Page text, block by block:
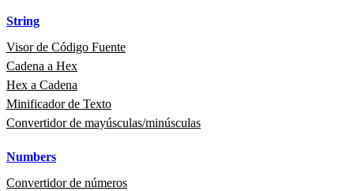
String
Visor de Código Fuente
Cadena a Hex
Hex a Cadena
Minificador de Texto
Convertidor de mayúsculas/minúsculas
Numbers
Convertidor de números